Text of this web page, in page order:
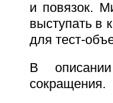
и повязок.
выступать в
для тест-
В
сокращения.